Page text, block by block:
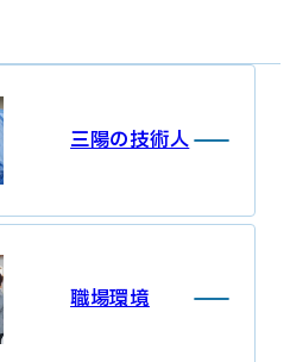
三陽の技術人
職場環境